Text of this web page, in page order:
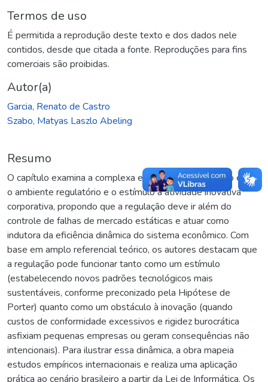
Termos de uso
É permitida a reprodução deste texto e dos dados nele
contidos, desde que citada a fonte. Reproduções para fins
comerciais são proibidas.
Autor(a)
Garcia, Renato de Castro
Szabo, Matyas Laszlo Abeling
Resumo
O capítulo examina a complexa e bidimensional relação entre
o ambiente regulatório e o estímulo à atividade inovativa
corporativa, propondo que a regulação deve ir além do
controle de falhas de mercado estáticas e atuar como
indutora da eficiência dinâmica do sistema econômico. Com
base em amplo referencial teórico, os autores destacam que
a regulação pode funcionar tanto como um estímulo
(estabelecendo novos padrões tecnológicos mais
sustentáveis, conforme preconizado pela Hipótese de
Porter) quanto como um obstáculo à inovação (quando
custos de conformidade excessivos e rigidez burocrática
asfixiam pequenas empresas ou geram consequências não
intencionais). Para ilustrar essa dinâmica, a obra mapeia
estudos empíricos internacionais e realiza uma aplicação
prática ao cenário brasileiro a partir da Lei de Informática. Os